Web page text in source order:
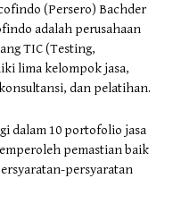
(Persero) Bachder
adalah perusahaan
TIC (Testing,
lima kelompok jasa,
dan pelatihan.
dalam 10 portofolio jasa
pemastian baik
persyaratan